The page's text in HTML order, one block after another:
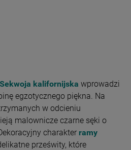
Sekwoja kalifornijska wprowadzi
egzotycznego piękna. Na
w odcieniu
malownicze czarne sęki o
charakter ramy
prześwity, które